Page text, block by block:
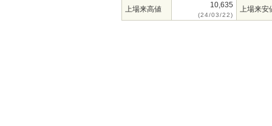
上場来高値 10,635
(24/03/22)
上場来安